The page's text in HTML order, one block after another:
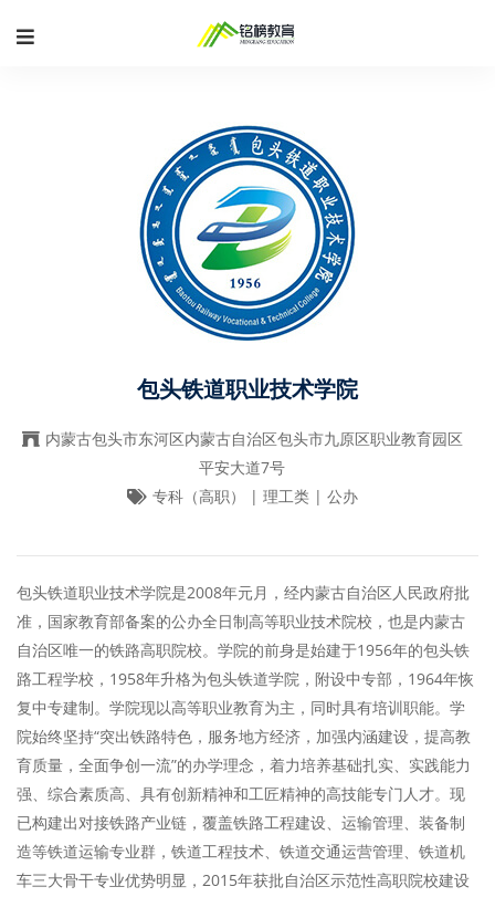
包头铁道职业技术学院
内蒙古包头市东河区内蒙古自治区包头市九原区职业教育园区
平安大道7号
专科（高职） | 理工类 | 公办
包头铁道职业技术学院是2008年元月，经内蒙古自治区人民政府批
准，国家教育部备案的公办全日制高等职业技术院校，也是内蒙古
自治区唯一的铁路高职院校。学院的前身是始建于1956年的包头铁
路工程学校，1958年升格为包头铁道学院，附设中专部，1964年恢
复中专建制。学院现以高等职业教育为主，同时具有培训职能。学
院始终坚持“突出铁路特色，服务地方经济，加强内涵建设，提高教
育质量，全面争创一流”的办学理念，着力培养基础扎实、实践能力
强、综合素质高、具有创新精神和工匠精神的高技能专门人才。现
已构建出对接铁路产业链，覆盖铁路工程建设、运输管理、装备制
造等铁道运输专业群，铁道工程技术、铁道交通运营管理、铁道机
车三大骨干专业优势明显，2015年获批自治区示范性高职院校建设